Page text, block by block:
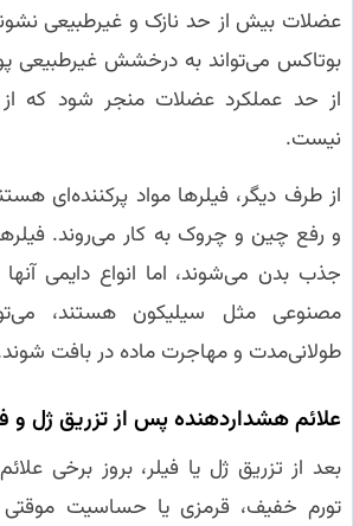
عضلات بیش از حد نازک و غیرطبیعی
بوتاکس می‌تواند به درخشش
از حد عملکرد عضلات منجر شود که
نیست.
از طرف دیگر، فیلرها مواد پرکننده‌ای
و رفع چین و چروک به کار می‌روند.
جذب بدن می‌شوند، اما انواع دایمی
مصنوعی مثل سیلیکون هستند،
طولانی‌مدت و مهاجرت ماده در بافت
علائم هشداردهنده پس از تزریق ژل و
بعد از تزریق ژل یا فیلر، بروز برخی
تورم خفیف، قرمزی یا حساسیت موقتی